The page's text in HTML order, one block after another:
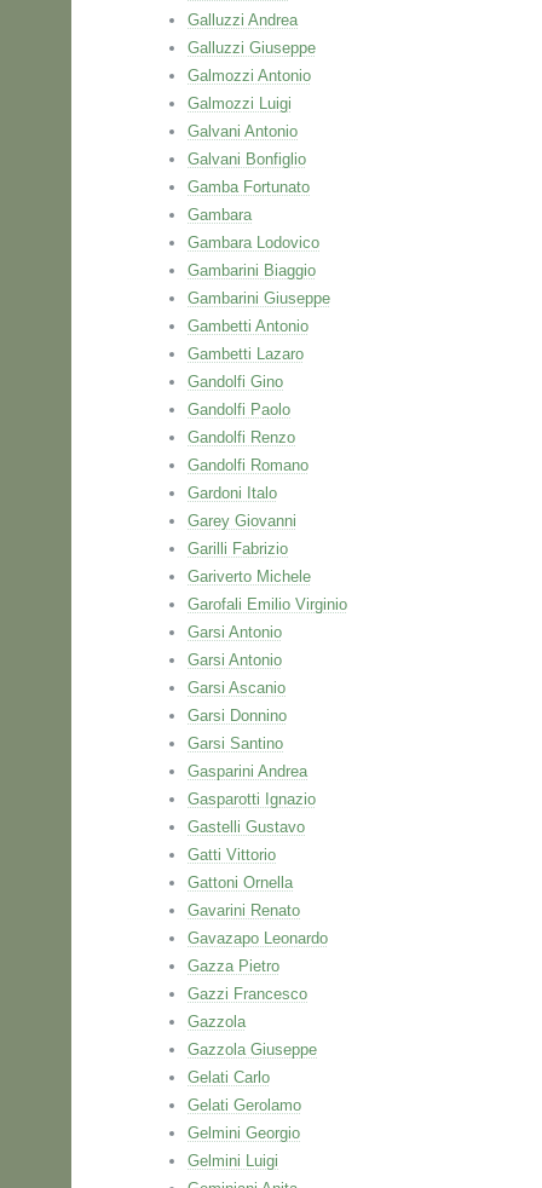
Galluzzi Andrea
Galluzzi Giuseppe
Galmozzi Antonio
Galmozzi Luigi
Galvani Antonio
Galvani Bonfiglio
Gamba Fortunato
Gambara
Gambara Lodovico
Gambarini Biaggio
Gambarini Giuseppe
Gambetti Antonio
Gambetti Lazaro
Gandolfi Gino
Gandolfi Paolo
Gandolfi Renzo
Gandolfi Romano
Gardoni Italo
Garey Giovanni
Garilli Fabrizio
Gariverto Michele
Garofali Emilio Virginio
Garsi Antonio
Garsi Antonio
Garsi Ascanio
Garsi Donnino
Garsi Santino
Gasparini Andrea
Gasparotti Ignazio
Gastelli Gustavo
Gatti Vittorio
Gattoni Ornella
Gavarini Renato
Gavazapo Leonardo
Gazza Pietro
Gazzi Francesco
Gazzola
Gazzola Giuseppe
Gelati Carlo
Gelati Gerolamo
Gelmini Georgio
Gelmini Luigi